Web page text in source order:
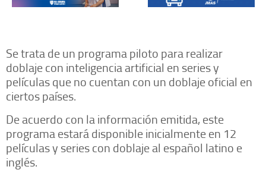
Se trata de un programa piloto para realizar
doblaje con inteligencia artificial en series y
películas que no cuentan con un doblaje oficial en
ciertos países.
De acuerdo con la información emitida, este
programa estará disponible inicialmente en 12
películas y series con doblaje al español latino e
inglés.